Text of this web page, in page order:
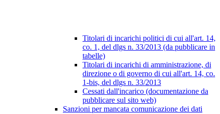
Titolari di incarichi politici di cui all'art. 14,
co. 1, del dlgs n. 33/2013 (da pubblicare in
tabelle)
Titolari di incarichi di amministrazione, di
direzione o di governo di cui all'art. 14, co.
1-bis, del dlgs n. 33/2013
Cessati dall'incarico (documentazione da
pubblicare sul sito web)
Sanzioni per mancata comunicazione dei dati